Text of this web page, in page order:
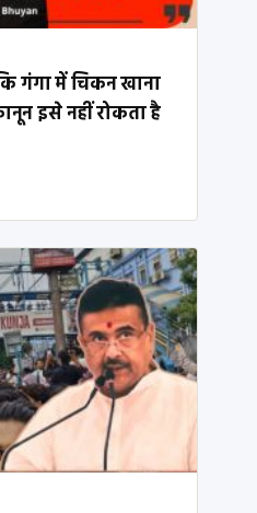
गंगा में चिकन खाना
इसे नहीं रोकता है